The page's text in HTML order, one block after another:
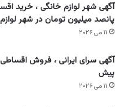
آگهی شهر لوازم خانگی ، خرید
پانصد میلیون تومان در شهر
۱۱ می ۲۰۲۶
آگهی سرای ایرانی ، فروش
پیش
۱۱ می ۲۰۲۶